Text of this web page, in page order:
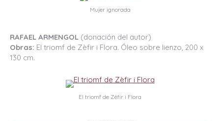
Mujer ignorada
RAFAEL ARMENGOL (donación del autor)
Obras: El triomf de Zèfir i Flora. Óleo sobre lienzo, 200 x
130 cm.
El triomf de Zèfir i Flora